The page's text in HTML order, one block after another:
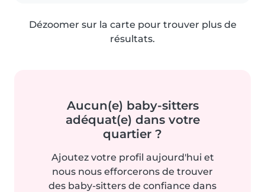
Dézoomer sur la carte pour trouver plus de
résultats.
Aucun(e) baby-sitters
adéquat(e) dans votre
quartier ?
Ajoutez votre profil aujourd'hui et
nous nous efforcerons de trouver
des baby-sitters de confiance dans